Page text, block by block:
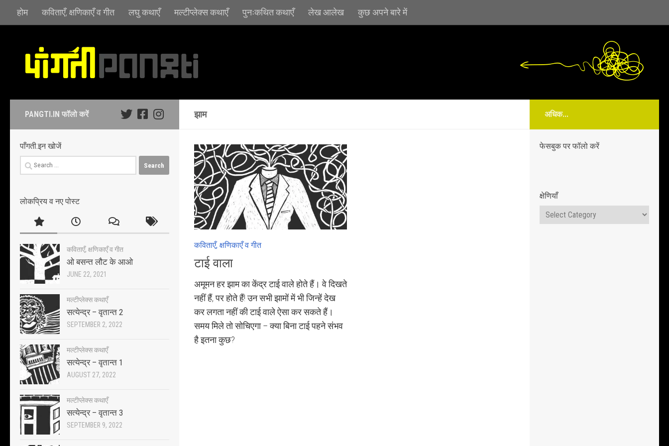
Skip to content
होम कविताएँ, क्षणिकाएँ व गीत लघु कथाएँ मल्टीप्लेक्स कथाएँ पुनःकथित कथाएँ लेख आलेख कुछ अपने बारे में
झाम
कविताएँ, क्षणिकाएँ व गीत
टाई वाला
अमूमन हर झाम का केंद्र टाई वाले होते हैं। वे दिखते
नहीं हैं, पर होते हैं! उन सभी झामों में भी जिन्हें देख
कर लगता नहीं की टाई वाले ऐसा कर सकते हैं।
समय मिले तो सोचिएगा – क्या बिना टाई पहने संभव
है इतना कुछ?
PANGTI.IN फॉलो करें
पाँगती.इन खोजें
Search
for:
लोकप्रिय व नए पोस्ट
कविताएँ, क्षणिकाएँ व गीत
ओ बसन्त लौट के आओ
JUNE 22, 2021
मल्टीप्लेक्स कथाएँ
सत्येन्द्र – वृतान्त 2
SEPTEMBER 2, 2022
मल्टीप्लेक्स कथाएँ
सत्येन्द्र – वृतान्त 1
AUGUST 27, 2022
मल्टीप्लेक्स कथाएँ
सत्येन्द्र – वृतान्त 3
SEPTEMBER 9, 2022
अधिक...
फेसबुक पर फॉलो करें
क्षेणियाँ
क्षेणियाँ